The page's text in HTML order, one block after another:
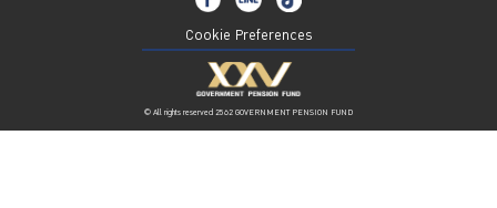
Cookie Preferences
© All rights reserved 2562 GOVERNMENT PENSION FUND